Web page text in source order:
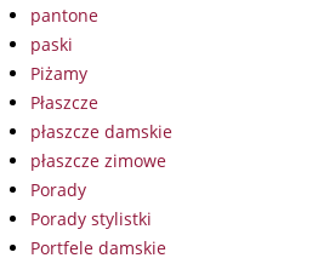
pantone
paski
Piżamy
Płaszcze
płaszcze damskie
płaszcze zimowe
Porady
Porady stylistki
Portfele damskie